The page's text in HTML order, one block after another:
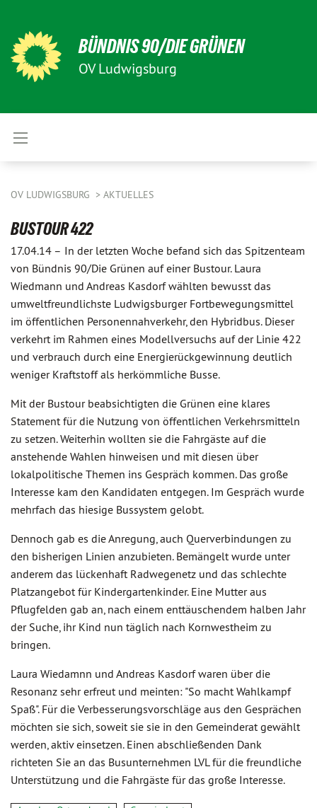
BÜNDNIS 90/DIE GRÜNEN
OV Ludwigsburg
OV LUDWIGSBURG AKTUELLES
BUSTOUR 422
17.04.14 – In der letzten Woche befand sich das Spitzenteam
von Bündnis 90/Die Grünen auf einer Bustour. Laura
Wiedmann und Andreas Kasdorf wählten bewusst das
umweltfreundlichste Ludwigsburger Fortbewegungsmittel
im öffentlichen Personennahverkehr, den Hybridbus. Dieser
verkehrt im Rahmen eines Modellversuchs auf der Linie 422
und verbrauch durch eine Energierückgewinnung deutlich
weniger Kraftstoff als herkömmliche Busse.
Mit der Bustour beabsichtigten die Grünen eine klares
Statement für die Nutzung von öffentlichen Verkehrsmitteln
zu setzen. Weiterhin wollten sie die Fahrgäste auf die
anstehende Wahlen hinweisen und mit diesen über
lokalpolitische Themen ins Gespräch kommen. Das große
Interesse kam den Kandidaten entgegen. Im Gespräch wurde
mehrfach das hiesige Bussystem gelobt.
Dennoch gab es die Anregung, auch Querverbindungen zu
den bisherigen Linien anzubieten. Bemängelt wurde unter
anderem das lückenhaft Radwegenetz und das schlechte
Platzangebot für Kindergartenkinder. Eine Mutter aus
Pflugfelden gab an, nach einem enttäuschendem halben Jahr
der Suche, ihr Kind nun täglich nach Kornwestheim zu
bringen.
Laura Wiedamnn und Andreas Kasdorf waren über die
Resonanz sehr erfreut und meinten: "So macht Wahlkampf
Spaß". Für die Verbesserungsvorschläge aus den Gesprächen
möchten sie sich, soweit sie sie in den Gemeinderat gewählt
werden, aktiv einsetzen. Einen abschließenden Dank
richteten Sie an das Busunternehmen LVL für die freundliche
Unterstützung und die Fahrgäste für das große Interesse.